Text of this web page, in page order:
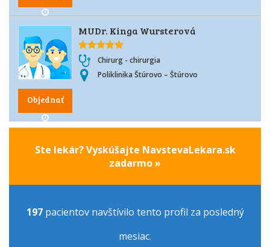
Objednať
MUDr. Kinga Wursterová
Chirurg - chirurgia
Poliklinika Štúrovo – Štúrovo
Ste lekár? Vyskúšajte NavstevaLekara.sk
zadarmo »
197pacientov navštívilo tento profil za posledný
mesiac.